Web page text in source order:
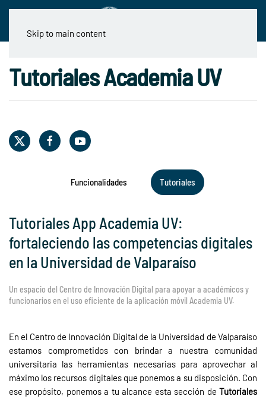
Skip to main content
Tutoriales Academia UV
Funcionalidades Tutoriales
Tutoriales App Academia UV:
fortaleciendo las competencias digitales
en la Universidad de Valparaíso
Un espacio del Centro de Innovación Digital para apoyar a académicos y
funcionarios en el uso eficiente de la aplicación móvil Academia UV.
En el Centro de Innovación Digital de la Universidad de Valparaíso
estamos comprometidos con brindar a nuestra comunidad
universitaria las herramientas necesarias para aprovechar al
máximo los recursos digitales que ponemos a su disposición. Con
ese propósito, ponemos a tu alcance esta sección de Tutoriales